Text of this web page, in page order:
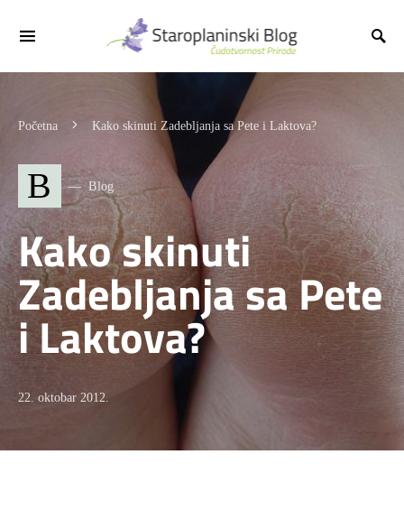
Početna Kako skinuti Zadebljanja sa Pete i Laktova?
B Blog
Kako skinuti
Zadebljanja sa Pete
i Laktova?
22. oktobar 2012.